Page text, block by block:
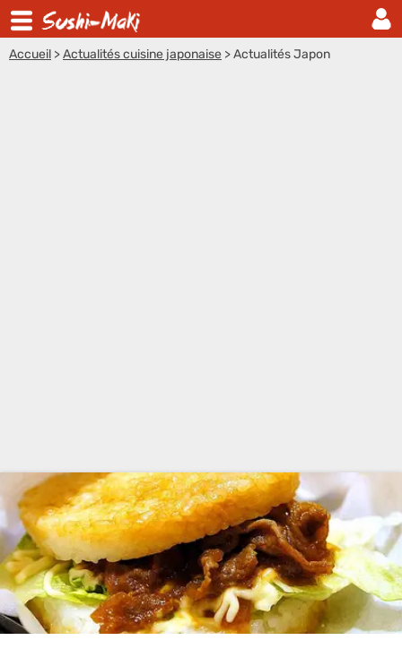
Accueil >Actualités cuisine japonaise >Actualités Japon